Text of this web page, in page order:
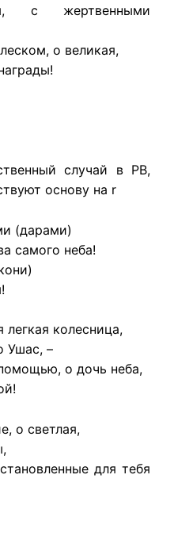
с жертвенными
о великая,
случай в РВ,
основу на r
(дарами)
самого неба!
легкая колесница,
Ушас, –
о дочь неба,
о светлая,
для тебя